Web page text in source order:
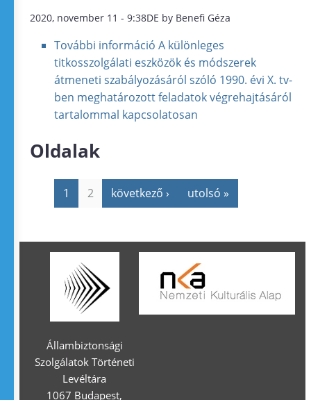
2020, november 11 - 9:38DE by Benefi Géza
További információ A különleges
titkosszolgálati eszközök és módszerek
átmeneti szabályozásáról szóló 1990. évi X. tv-
ben meghatározott feladatok végrehajtásáról
tartalommal kapcsolatosan
Oldalak
1 2 következő › utolsó »
Állambiztonsági
Szolgálatok Történeti
Levéltára
1067 Budapest,